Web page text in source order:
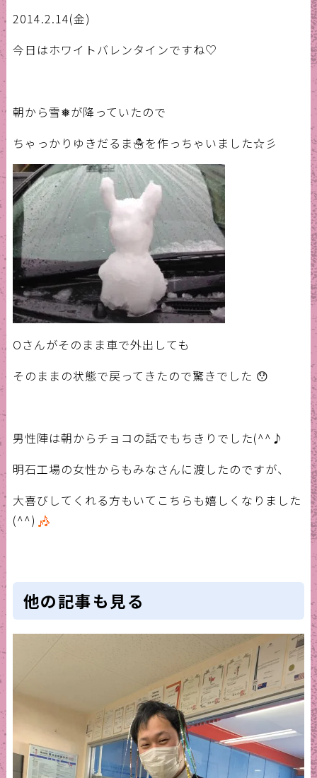
2014.2.14(金)
今日はホワイトバレンタインですね♡
朝から雪❅が降っていたので
ちゃっかりゆきだるま☃を作っちゃいました☆彡
Oさんがそのまま車で外出しても
そのままの状態で戻ってきたので驚きでした 😯
男性陣は朝からチョコの話でもちきりでした(^^♪
明石工場の女性からもみなさんに渡したのですが、
大喜びしてくれる方もいてこちらも嬉しくなりました
(^^)
他の記事も見る